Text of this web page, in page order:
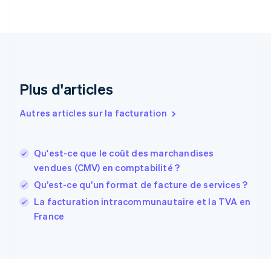
Plus d'articles
Autres articles sur la facturation
Qu'est-ce que le coût des marchandises
vendues (CMV) en comptabilité ?
Qu’est-ce qu’un format de facture de services ?
La facturation intracommunautaire et la TVA en
France
English
EnglishEspañol 简体中文
France
Français English
Gibraltar
English
Grèce
Hongrie